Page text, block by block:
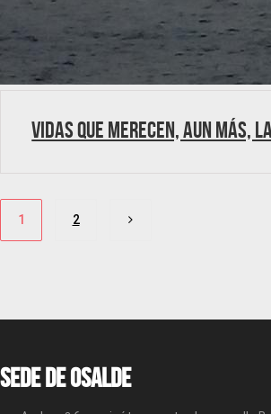
VIDAS QUE MERECEN, AUN MÁS,
Paginación
entradas
1 2
Sede de OSALDE